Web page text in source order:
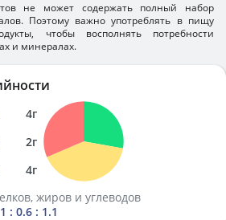
не может содержать полный набор
Поэтому важно употреблять в пищу
чтобы восполнять потребности
и минералах.
4г
2г
4г
жиров и углеводов
1 : 0.6 : 1.1